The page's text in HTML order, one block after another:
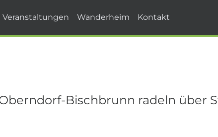
Veranstaltungen Wanderheim Kontakt
Bischbrunn radeln über